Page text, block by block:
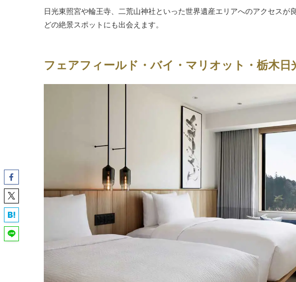
日光東照宮や輪王寺、二荒山神社といった世界遺産エリアへのアクセスが
どの絶景スポットにも出会えます。
フェアフィールド・バイ・マリオット・栃木日